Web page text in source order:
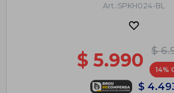
SPKH024-BL
$
$ 5.990 14
$